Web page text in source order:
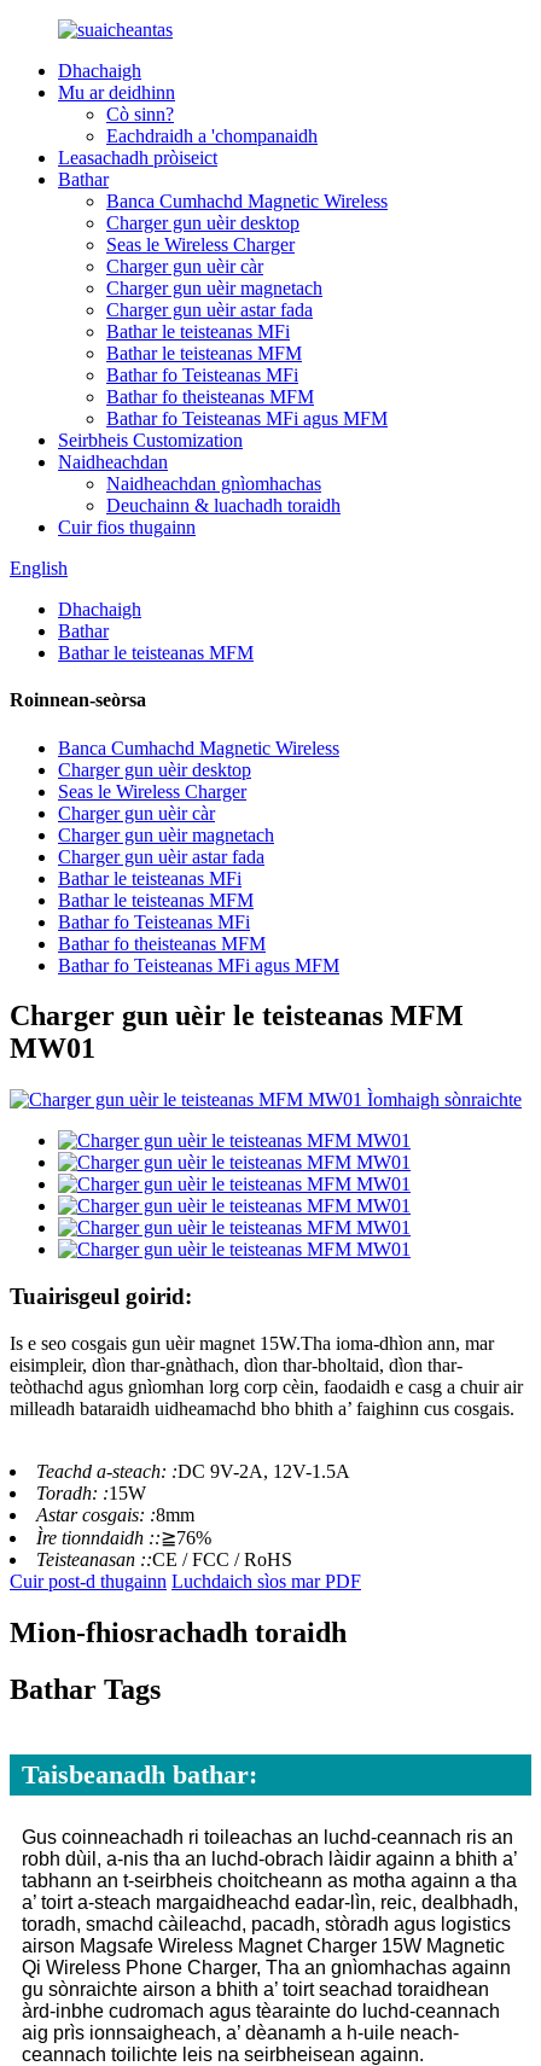
Dhachaigh
Mu ar deidhinn
Cò sinn?
Eachdraidh a 'chompanaidh
Leasachadh pròiseict
Bathar
Banca Cumhachd Magnetic Wireless
Charger gun uèir desktop
Seas le Wireless Charger
Charger gun uèir càr
Charger gun uèir magnetach
Charger gun uèir astar fada
Bathar le teisteanas MFi
Bathar le teisteanas MFM
Bathar fo Teisteanas MFi
Bathar fo theisteanas MFM
Bathar fo Teisteanas MFi agus MFM
Seirbheis Customization
Naidheachdan
Naidheachdan gnìomhachas
Deuchainn & luachadh toraidh
Cuir fios thugainn
English
Dhachaigh
Bathar
Bathar le teisteanas MFM
Roinnean-seòrsa
Banca Cumhachd Magnetic Wireless
Charger gun uèir desktop
Seas le Wireless Charger
Charger gun uèir càr
Charger gun uèir magnetach
Charger gun uèir astar fada
Bathar le teisteanas MFi
Bathar le teisteanas MFM
Bathar fo Teisteanas MFi
Bathar fo theisteanas MFM
Bathar fo Teisteanas MFi agus MFM
Charger gun uèir le teisteanas MFM
MW01
Tuairisgeul goirid:
Is e seo cosgais gun uèir magnet 15W.Tha ioma-dhìon ann, mar
eisimpleir, dìon thar-gnàthach, dìon thar-bholtaid, dìon thar-
teòthachd agus gnìomhan lorg corp cèin, faodaidh e casg a chuir air
milleadh bataraidh uidheamachd bho bhith a’ faighinn cus cosgais.
Teachd a-steach: :DC 9V-2A, 12V-1.5A
Toradh: :15W
Astar cosgais: :8mm
Ìre tionndaidh ::≧76%
Teisteanasan ::CE / FCC / RoHS
Cuir post-d thugainn Luchdaich sìos mar PDF
Mion-fhiosrachadh toraidh
Bathar Tags
Taisbeanadh bathar:
Gus coinneachadh ri toileachas an luchd-ceannach ris an
robh dùil, a-nis tha an luchd-obrach làidir againn a bhith a’
tabhann an t-seirbheis choitcheann as motha againn a tha
a’ toirt a-steach margaidheachd eadar-lìn, reic, dealbhadh,
toradh, smachd càileachd, pacadh, stòradh agus logistics
airson Magsafe Wireless Magnet Charger 15W Magnetic
Qi Wireless Phone Charger, Tha an gnìomhachas againn
gu sònraichte airson a bhith a’ toirt seachad toraidhean
àrd-inbhe cudromach agus tèarainte do luchd-ceannach
aig prìs ionnsaigheach, a’ dèanamh a h-uile neach-
ceannach toilichte leis na seirbheisean againn.